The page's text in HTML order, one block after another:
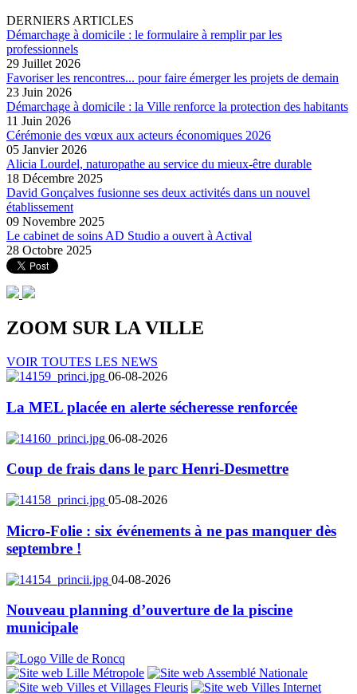
DERNIERS ARTICLES
Démarchage à domicile : le formulaire à remplir par les
professionnels
29 Juillet 2026
Favoriser les rencontres... pour faire émerger les projets de demain
23 Juin 2026
Démarchage à domicile : la Ville renforce la protection des habitants
11 Juin 2026
Cérémonie des vœux aux acteurs économiques 2026
05 Janvier 2026
Alicia Lourdel, naturopathe au service du mieux-être durable
18 Décembre 2025
David Gonçalves fusionne ses deux activités dans un nouvel
établissement
09 Novembre 2025
Le cabinet de soins AD Studio a ouvert à Actival
28 Octobre 2025
ZOOM SUR LAVILLE
VOIR TOUTES LES NEWS
06-08-2026
La MEL placée en alerte sécheresse renforcée
06-08-2026
Coup de frais dans le parc Henri-Desmettre
05-08-2026
Micro-Folie : six événements à ne pas manquer dès
septembre !
04-08-2026
Nouveau planning d’ouverture de la piscine
municipale